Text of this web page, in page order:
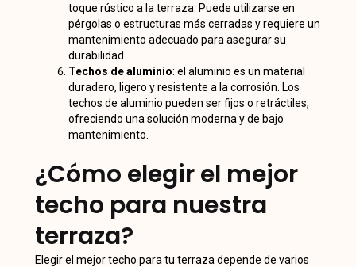
toque rústico a la terraza. Puede utilizarse en
pérgolas o estructuras más cerradas y requiere un
mantenimiento adecuado para asegurar su
durabilidad.
Techos de aluminio: el aluminio es un material
duradero, ligero y resistente a la corrosión. Los
techos de aluminio pueden ser fijos o retráctiles,
ofreciendo una solución moderna y de bajo
mantenimiento.
¿Cómo elegir el mejor
techo para nuestra
terraza?
Elegir el mejor techo para tu terraza depende de varios